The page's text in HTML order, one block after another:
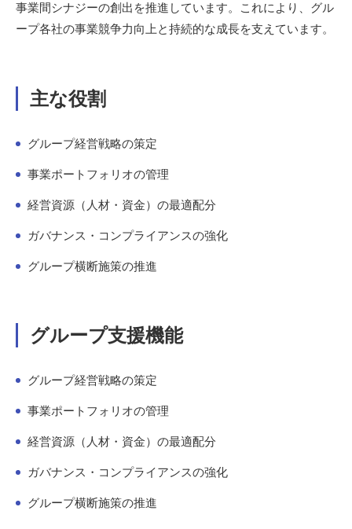
事業間シナジーの創出を推進しています。これにより、グル
ープ各社の事業競争力向上と持続的な成長を支えています。
主な役割
グループ経営戦略の策定
事業ポートフォリオの管理
経営資源（人材・資金）の最適配分
ガバナンス・コンプライアンスの強化
グループ横断施策の推進
グループ支援機能
グループ経営戦略の策定
事業ポートフォリオの管理
経営資源（人材・資金）の最適配分
ガバナンス・コンプライアンスの強化
グループ横断施策の推進